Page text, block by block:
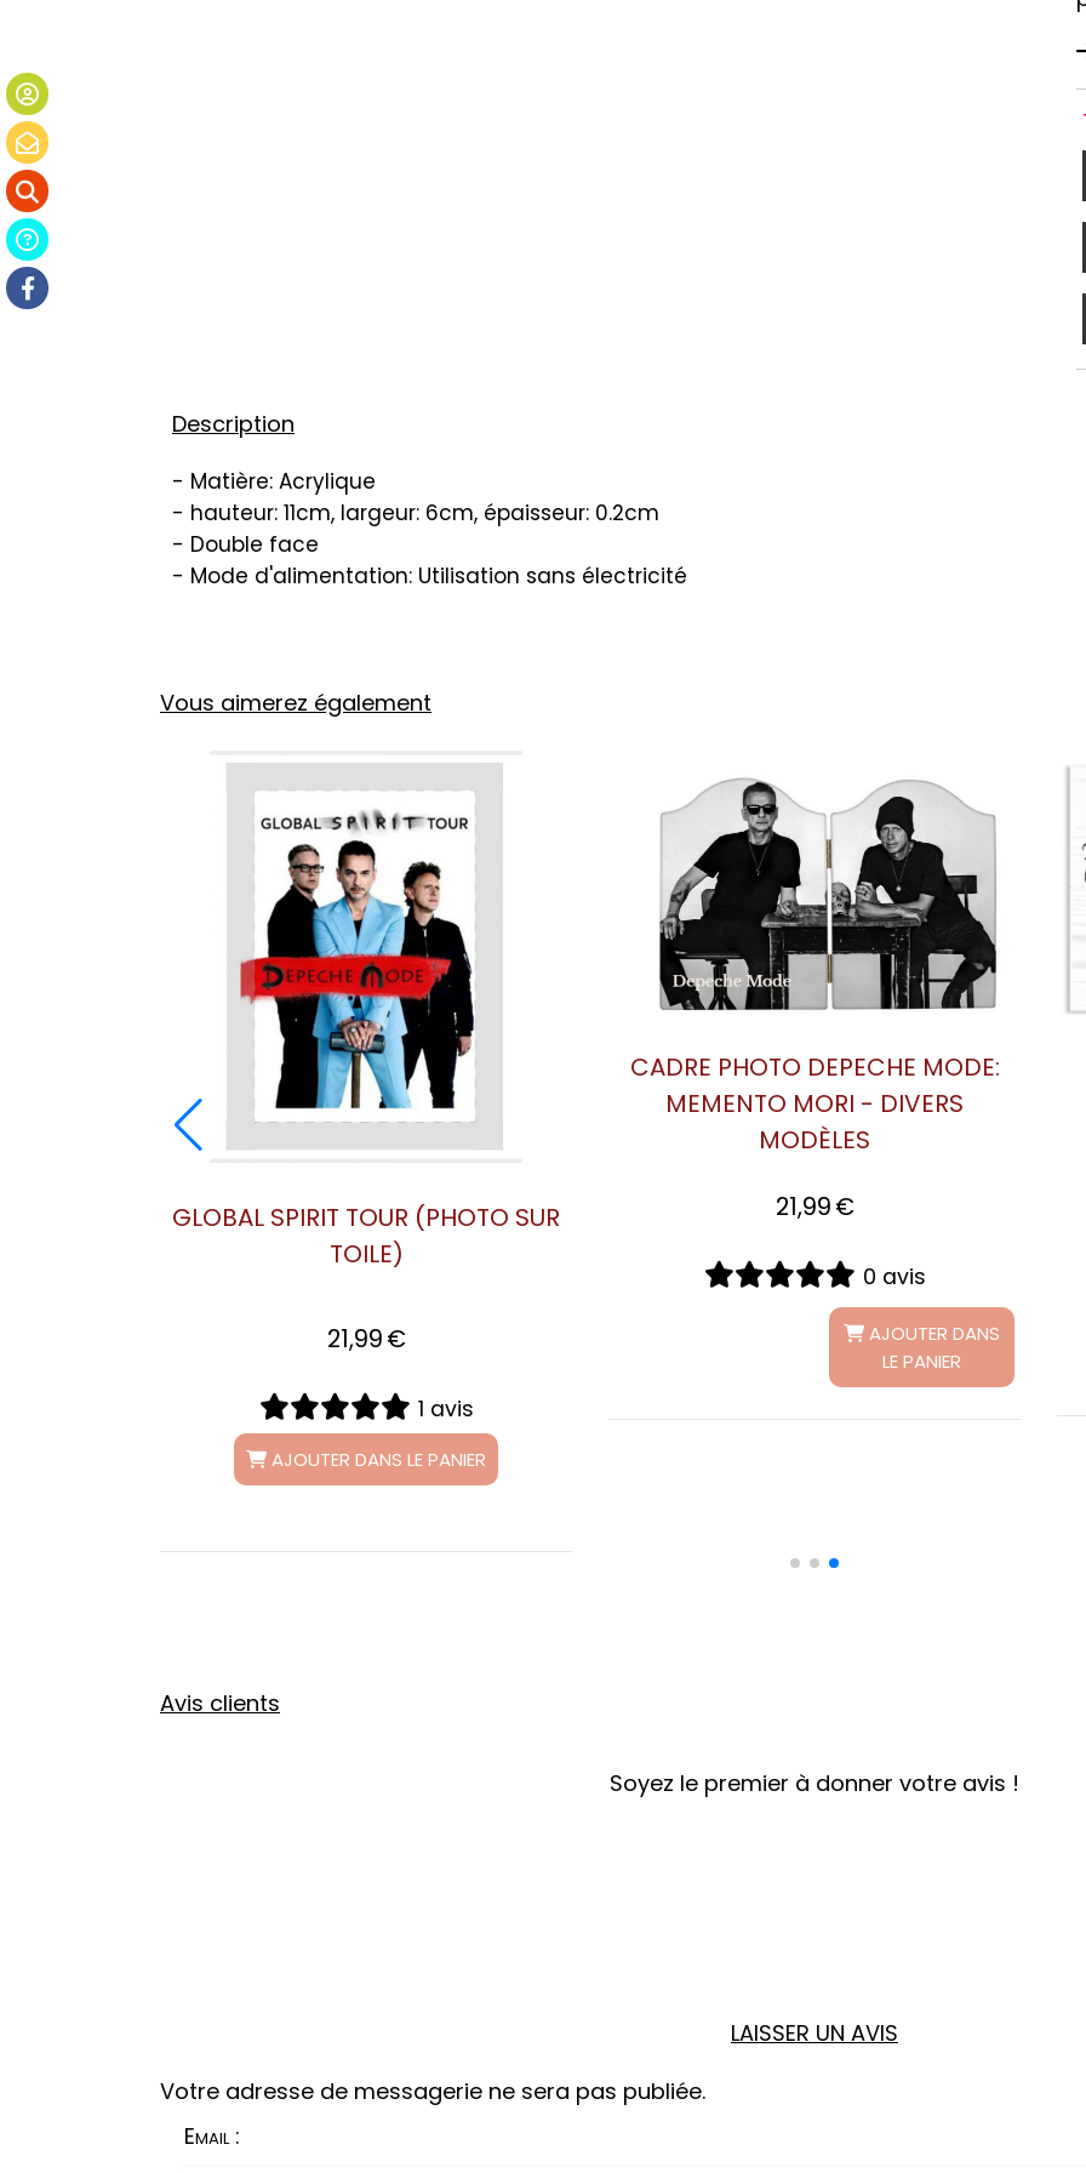
Description
- Matière: Acrylique
- hauteur: 11cm, largeur: 6cm, épaisseur: 0.2cm
- Double face
- Mode d'alimentation: Utilisation sans électricité
Vous aimerez également
DEPECHE MODE: DAVE GAHAN
(PHOTO SUR BOIS)
37,99€
AJOUTER DANS LE PANIER
GLOBAL SPIRIT TOUR (PHOTO SUR
TOILE)
CADRE
Avis clients
Soyez le premier à donner votre avis !
LAISSER UN AVIS
Votre adresse de messagerie ne sera pas publiée.
Email :